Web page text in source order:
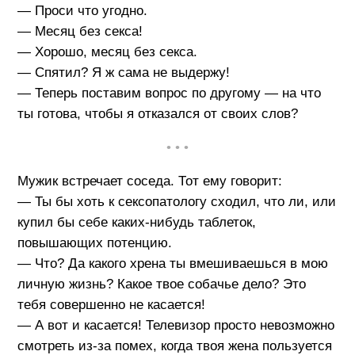
— Проси что угодно.
— Месяц без секса!
— Хорошо, месяц без секса.
— Спятил? Я ж сама не выдержу!
— Теперь поставим вопрос по другому — на что
ты готова, чтобы я отказался от своих слов?
• • •
Мужик встречает соседа. Тот ему говорит:
— Ты бы хоть к сексопатологу сходил, что ли, или
купил бы себе каких-нибудь таблеток,
повышающих потенцию.
— Что? Да какого хрена ты вмешиваешься в мою
личную жизнь? Какое твое собачье дело? Это
тебя совершенно не касается!
— А вот и касается! Телевизор просто невозможно
смотреть из-за помех, когда твоя жена пользуется